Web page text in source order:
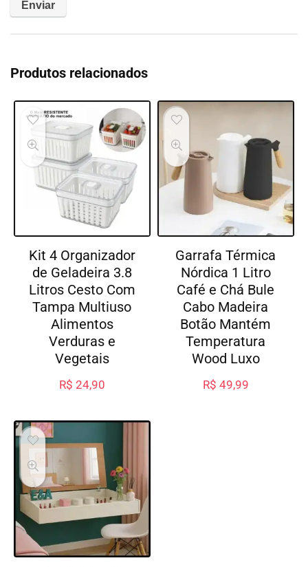
Produtos relacionados
Kit 4 Organizador
de Geladeira 3.8
Litros Cesto Com
Tampa Multiuso
Alimentos
Verduras e
Vegetais
R$ 24,90
Garrafa Térmica
Nórdica 1 Litro
Café e Chá Bule
Cabo Madeira
Botão Mantém
Temperatura
Wood Luxo
R$ 49,99